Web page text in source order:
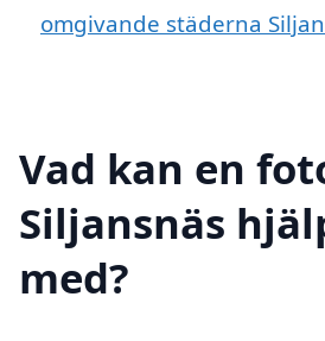
omgivande städerna
Vad kan en
Siljansnäs
med?